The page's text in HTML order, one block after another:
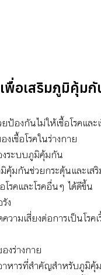
พื่อเสริมภูมิคุ้มกั
องกันไม่ให้เชื้อโรคและ
เชื้อโรคในร่างกาย
งระบบภูมิคุ้มกัน
คุ้มกันช่วยกระตุ้นและเ
รคและโรคอื่นๆ ได้ดีขึ้น
ง
ามเสี่ยงต่อการเป็นโรค
งร่างกาย
หารที่สำคัญสำหรับภูมิคุ้